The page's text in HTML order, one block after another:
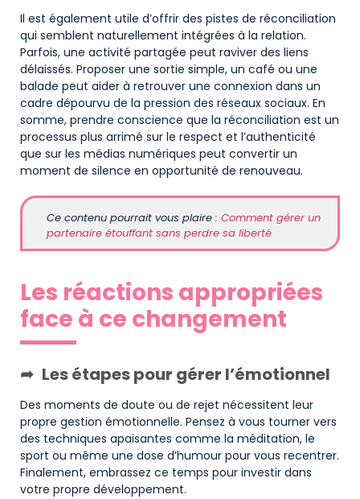
Il est également utile d’offrir des pistes de réconciliation
qui semblent naturellement intégrées à la relation.
Parfois, une activité partagée peut raviver des liens
délaissés. Proposer une sortie simple, un café ou une
balade peut aider à retrouver une connexion dans un
cadre dépourvu de la pression des réseaux sociaux. En
somme, prendre conscience que la réconciliation est un
processus plus arrimé sur le respect et l’authenticité
que sur les médias numériques peut convertir un
moment de silence en opportunité de renouveau.
Ce contenu pourrait vous plaire : Comment gérer un
partenaire étouffant sans perdre sa liberté
Les réactions appropriées
face à ce changement
Les étapes pour gérer l’émotionnel
Des moments de doute ou de rejet nécessitent leur
propre gestion émotionnelle. Pensez à vous tourner vers
des techniques apaisantes comme la méditation, le
sport ou même une dose d’humour pour vous recentrer.
Finalement, embrassez ce temps pour investir dans
votre propre développement.